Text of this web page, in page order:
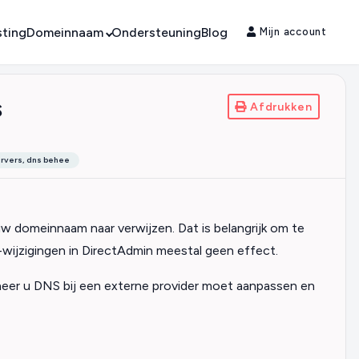
Domeinnaam OndersteuningBlog Mijn account
Afdrukken
dns behee
domeinnaam naar verwijzen. Dat is belangrijk om te
in DirectAdmin meestal geen effect.
u DNS bij een externe provider moet aanpassen en